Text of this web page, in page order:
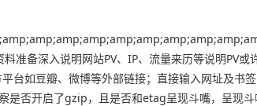
料准备深入说明网站PV、IP、流量来历等说明PV
台如豆瓣、微博等外部链接；直接输入网址及书
是否开启了gzip，且是否和etag呈现斗嘴，呈现